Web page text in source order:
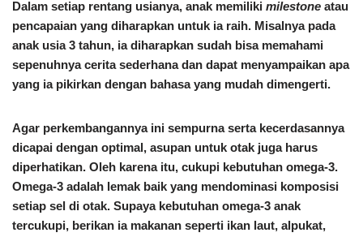
Dalam setiap rentang usianya, anak memiliki milestone atau
pencapaian yang diharapkan untuk ia raih. Misalnya pada
anak usia 3 tahun, ia diharapkan sudah bisa memahami
sepenuhnya cerita sederhana dan dapat menyampaikan apa
yang ia pikirkan dengan bahasa yang mudah dimengerti.
Agar perkembangannya ini sempurna serta kecerdasannya
dicapai dengan optimal, asupan untuk otak juga harus
diperhatikan. Oleh karena itu, cukupi kebutuhan omega-3.
Omega-3 adalah lemak baik yang mendominasi komposisi
setiap sel di otak. Supaya kebutuhan omega-3 anak
tercukupi, berikan ia makanan seperti ikan laut, alpukat,